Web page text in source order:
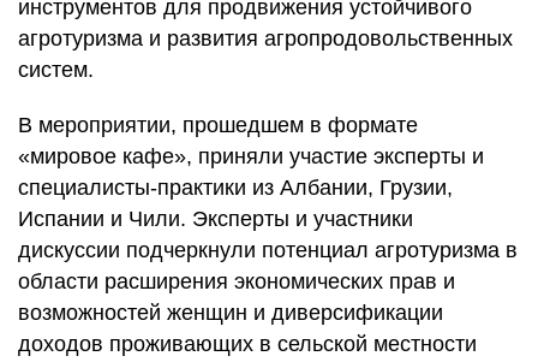
инструментов для продвижения устойчивого
агротуризма и развития агропродовольственных
систем.
В мероприятии, прошедшем в формате
«мировое кафе», приняли участие эксперты и
специалисты-практики из Албании, Грузии,
Испании и Чили. Эксперты и участники
дискуссии подчеркнули потенциал агротуризма в
области расширения экономических прав и
возможностей женщин и диверсификации
доходов проживающих в сельской местности